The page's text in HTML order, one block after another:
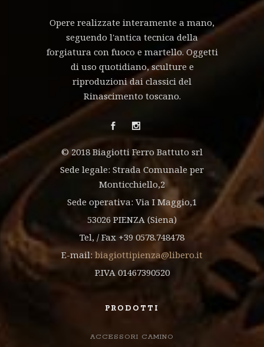
Opere realizzate interamente a mano,
seguendo l'antica tecnica della
forgiatura con fuoco e martello. Oggetti
di uso quotidiano, sculture e
riproduzioni dai classici del
Rinascimento toscano.
© 2018 Biagiotti Ferro Battuto srl
Sede legale: Strada Comunale per
Monticchiello,2
Sede operativa: Via I Maggio,1
53026 PIENZA (Siena)
Tel, / Fax +39 0578.748478
E-mail: biagiottipienza@libero.it
P.IVA 01467390520
PRODOTTI
ACCESSORI CAMINO